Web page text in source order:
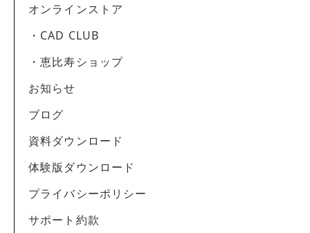
オンラインストア
・CAD CLUB
・恵比寿ショップ
お知らせ
ブログ
資料ダウンロード
体験版ダウンロード
プライバシーポリシー
サポート約款